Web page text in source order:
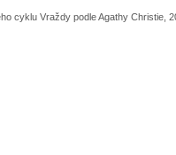
cyklu Vraždy podle Agathy Christie,